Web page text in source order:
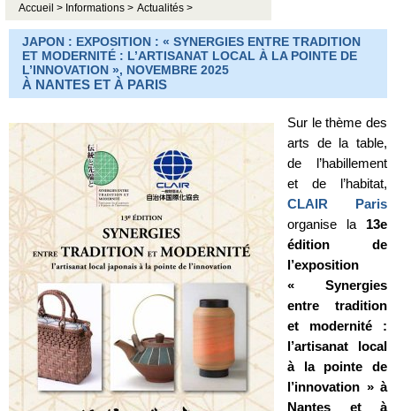
Accueil > Informations > Actualités >
JAPON : EXPOSITION : « SYNERGIES ENTRE TRADITION
ET MODERNITÉ : L’ARTISANAT LOCAL À LA POINTE DE
L’INNOVATION », NOVEMBRE 2025
À NANTES ET À PARIS
Sur le thème des
arts de la table,
de l’habillement
et de l’habitat,
CLAIR Paris
organise la 13e
édition de
l’exposition
« Synergies
entre tradition
et modernité :
l’artisanat local
à la pointe de
l’innovation » à
Nantes et à